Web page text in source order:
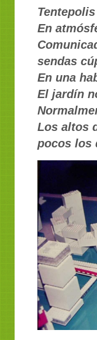
En
sendas
En una
El jardín
Los altos
pocos los